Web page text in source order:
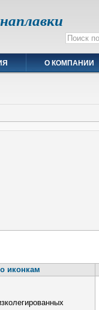
О КОМПАНИИ